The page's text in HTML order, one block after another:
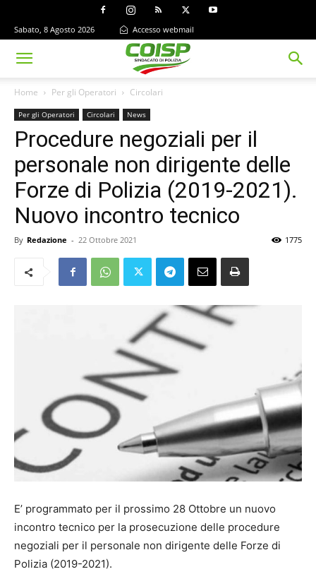
Sabato, 8 Agosto 2026 Accesso webmail
Home Per gli Operatori Circolari
Per gli Operatori Circolari News
Procedure negoziali per il
personale non dirigente delle
Forze di Polizia (2019-2021).
Nuovo incontro tecnico
By Redazione - 22 Ottobre 2021 1775
E’ programmato per il prossimo 28 Ottobre un nuovo
incontro tecnico per la prosecuzione delle procedure
negoziali per il personale non dirigente delle Forze di
Polizia (2019-2021).